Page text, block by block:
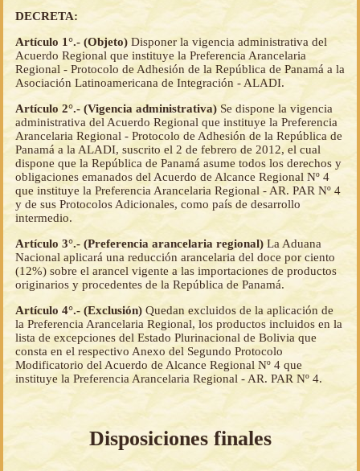
DECRETA:
Artículo 1°.- (Objeto) Disponer la vigencia administrativa del
Acuerdo Regional que instituye la Preferencia Arancelaria
Regional - Protocolo de Adhesión de la República de Panamá a la
Asociación Latinoamericana de Integración - ALADI.
Artículo 2°.- (Vigencia administrativa) Se dispone la vigencia
administrativa del Acuerdo Regional que instituye la Preferencia
Arancelaria Regional - Protocolo de Adhesión de la República de
Panamá a la ALADI, suscrito el 2 de febrero de 2012, el cual
dispone que la República de Panamá asume todos los derechos y
obligaciones emanados del Acuerdo de Alcance Regional Nº 4
que instituye la Preferencia Arancelaria Regional - AR. PAR Nº 4
y de sus Protocolos Adicionales, como país de desarrollo
intermedio.
Artículo 3°.- (Preferencia arancelaria regional) La Aduana
Nacional aplicará una reducción arancelaria del doce por ciento
(12%) sobre el arancel vigente a las importaciones de productos
originarios y procedentes de la República de Panamá.
Artículo 4°.- (Exclusión) Quedan excluidos de la aplicación de
la Preferencia Arancelaria Regional, los productos incluidos en la
lista de excepciones del Estado Plurinacional de Bolivia que
consta en el respectivo Anexo del Segundo Protocolo
Modificatorio del Acuerdo de Alcance Regional Nº 4 que
instituye la Preferencia Arancelaria Regional - AR. PAR Nº 4.
Disposiciones finales